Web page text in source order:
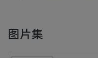
图片集